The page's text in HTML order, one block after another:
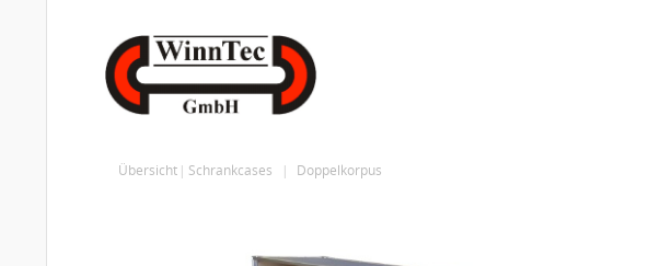
Übersicht Schrankcases Doppelkorpus